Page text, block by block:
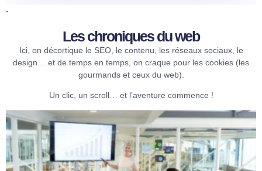
-
Les chroniques du web​
Ici, on décortique le SEO, le contenu, les réseaux sociaux, le
design… et de temps en temps, on craque pour les cookies (les
gourmands et ceux du web).
Un clic, un scroll… et l’aventure commence !